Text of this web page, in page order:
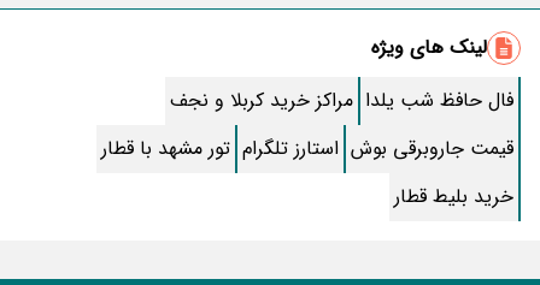
طرز تهیه سالاد ماکارونی خانگی خوشمزه و لذیذ + آموزش تصویری
طرز تهیه پاستا با سس آلفردو و مرغ فوری + آموزش تصویری پنه
جواب کامل اسم فامیل با “س”
ماه قرمز نشانه آخر دنیا در آسمان ظاهر شد !
لینک های ویژه
فال حافظ شب یلدا مراکز خرید کربلا و نجف
قیمت جاروبرقی بوش استارز تلگرام تور مشهد با قطار
خرید بلیط قطار